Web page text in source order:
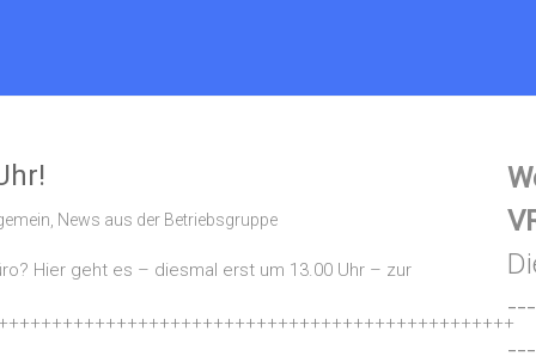
News aus der Betriebsgruppe
Hier geht es – diesmal erst um 13.00 Uhr – zur